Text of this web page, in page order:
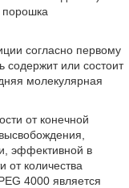
порошка
согласно первому
содержит или состоит
молекулярная
от конечной
эффективной в
от количества
4000 является